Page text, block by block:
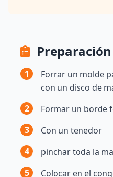
1
Forrar un molde
con un disco de
2
Formar un borde
3
Con un tenedor
4
pinchar toda la
5
Colocar en el